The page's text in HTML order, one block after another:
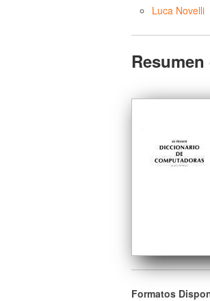
Luca Novelli
Formatos